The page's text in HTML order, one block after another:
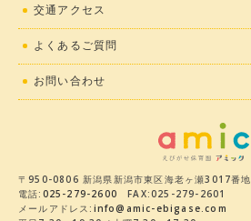
交通アクセス
よくあるご質問
お問い合わせ
〒950-0806 新潟県新潟市東区海老ヶ瀬3017番地
電話: 025-279-2600 FAX:025-279-2601
メールアドレス: info@amic-ebigase.com